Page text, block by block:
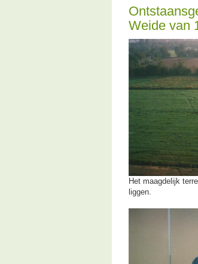
Weide van
Het maagdelijk
liggen.